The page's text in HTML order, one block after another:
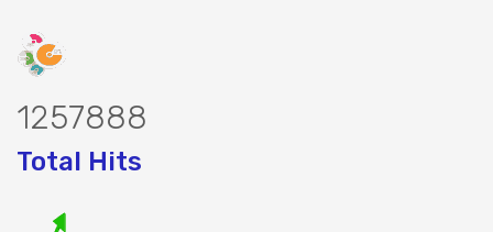
1632578
Total Hits